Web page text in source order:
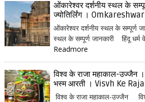
ओंकारेश्वर दर्शनीय स्थल के
ज्योतिर्लिंग ।
ओंकारेश्वर दर्शनीय स्थल के सम्पूर्ण
स्थल के सम्पूर्ण जानकारी हिंदू धर्म
Readmore
विश्व के राजा महाकाल-उज्जैन
भस्म आरती । Visvh Ke
विश्व के राजा महाकाल-उज्जैन